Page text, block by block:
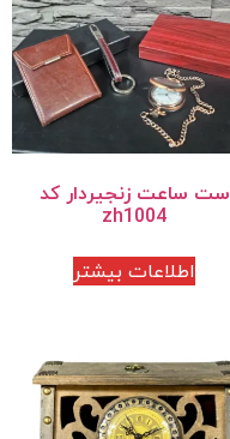
ست ساعت زنجیردار کد
zh1004
اطلاعات بیشتر